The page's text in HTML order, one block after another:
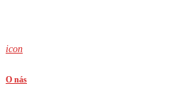
icon
O nás